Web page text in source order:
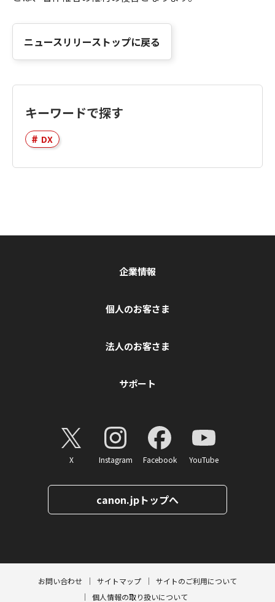
ニュースリリーストップに戻る
キーワードで探す
DX
企業情報
個人のお客さま
法人のお客さま
サポート
X Instagram Facebook YouTube
canon.jpトップへ
お問い合わせ サイトマップ
サイトのご利用について
個人情報の取り扱いについて